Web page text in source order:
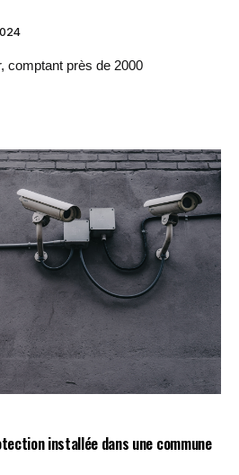
comptant près de 2000
installée dans une commune